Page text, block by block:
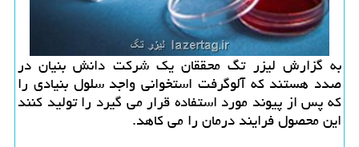
به گزارش لیزر تگ محققان یك شركت دانش بنیان در
صدد هستند كه آلوگرفت استخوانی واجد سلول بنیادی را
كه پس از پیوند مورد استفاده قرار می گیرد را تولید كنند
این محصول فرایند درمان را می كاهد.